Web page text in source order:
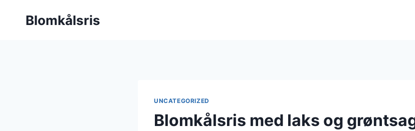
Blomkålsris
UNCATEGORIZED
Blomkålsris med laks og